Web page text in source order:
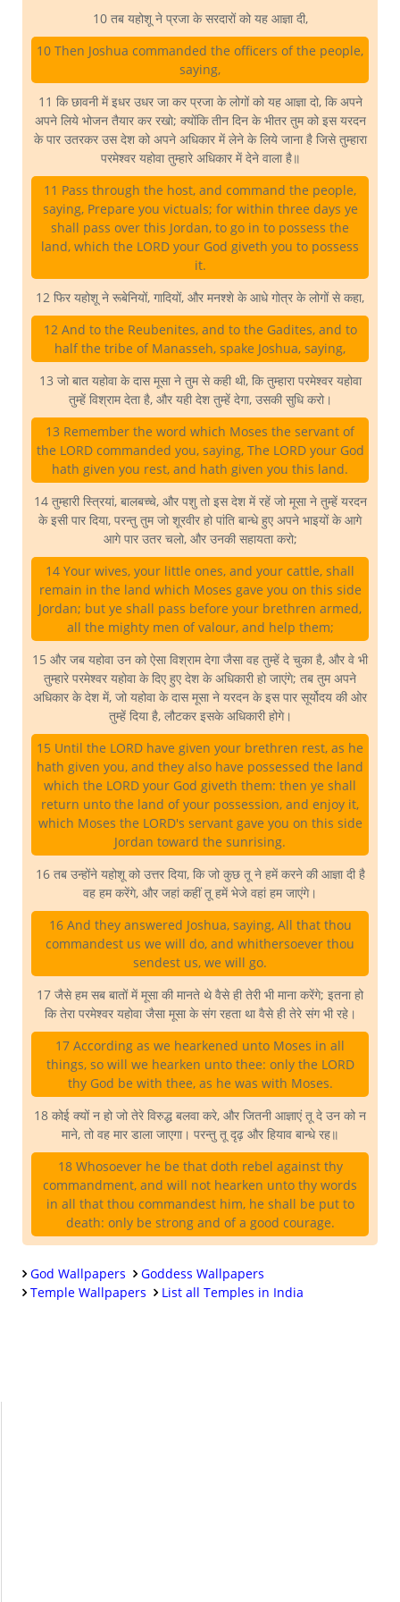
10 तब यहोशू ने प्रजा के सरदारों को यह आज्ञा दी,
10 Then Joshua commanded the officers of the people,
saying,
11 कि छावनी में इधर उधर जा कर प्रजा के लोगों को यह आज्ञा दो, कि अपने
अपने लिये भोजन तैयार कर रखो; क्योंकि तीन दिन के भीतर तुम को इस यरदन
के पार उतरकर उस देश को अपने अधिकार में लेने के लिये जाना है जिसे तुम्हारा
परमेश्वर यहोवा तुम्हारे अधिकार में देने वाला है॥
11 Pass through the host, and command the people,
saying, Prepare you victuals; for within three days ye
shall pass over this Jordan, to go in to possess the
land, which the LORD your God giveth you to possess
it.
12 फिर यहोशू ने रूबेनियों, गादियों, और मनश्शे के आधे गोत्र के लोगों से कहा,
12 And to the Reubenites, and to the Gadites, and to
half the tribe of Manasseh, spake Joshua, saying,
13 जो बात यहोवा के दास मूसा ने तुम से कही थी, कि तुम्हारा परमेश्वर यहोवा
तुम्हें विश्राम देता है, और यही देश तुम्हें देगा, उसकी सुधि करो।
13 Remember the word which Moses the servant of
the LORD commanded you, saying, The LORD your God
hath given you rest, and hath given you this land.
14 तुम्हारी स्त्रियां, बालबच्चे, और पशु तो इस देश में रहें जो मूसा ने तुम्हें यरदन
के इसी पार दिया, परन्तु तुम जो शूरवीर हो पांति बान्धे हुए अपने भाइयों के आगे
आगे पार उतर चलो, और उनकी सहायता करो;
14 Your wives, your little ones, and your cattle, shall
remain in the land which Moses gave you on this side
Jordan; but ye shall pass before your brethren armed,
all the mighty men of valour, and help them;
15 और जब यहोवा उन को ऐसा विश्राम देगा जैसा वह तुम्हें दे चुका है, और वे भी
तुम्हारे परमेश्वर यहोवा के दिए हुए देश के अधिकारी हो जाएंगे; तब तुम अपने
अधिकार के देश में, जो यहोवा के दास मूसा ने यरदन के इस पार सूर्योदय की ओर
तुम्हें दिया है, लौटकर इसके अधिकारी होगे।
15 Until the LORD have given your brethren rest, as he
hath given you, and they also have possessed the land
which the LORD your God giveth them: then ye shall
return unto the land of your possession, and enjoy it,
which Moses the LORD's servant gave you on this side
Jordan toward the sunrising.
16 तब उन्होंने यहोशू को उत्तर दिया, कि जो कुछ तू ने हमें करने की आज्ञा दी है
वह हम करेंगे, और जहां कहीं तू हमें भेजे वहां हम जाएंगे।
16 And they answered Joshua, saying, All that thou
commandest us we will do, and whithersoever thou
sendest us, we will go.
17 जैसे हम सब बातों में मूसा की मानते थे वैसे ही तेरी भी माना करेंगे; इतना हो
कि तेरा परमेश्वर यहोवा जैसा मूसा के संग रहता था वैसे ही तेरे संग भी रहे।
17 According as we hearkened unto Moses in all
things, so will we hearken unto thee: only the LORD
thy God be with thee, as he was with Moses.
18 कोई क्यों न हो जो तेरे विरुद्ध बलवा करे, और जितनी आज्ञाएं तू दे उन को न
माने, तो वह मार डाला जाएगा। परन्तु तू दृढ़ और हियाव बान्धे रह॥
18 Whosoever he be that doth rebel against thy
commandment, and will not hearken unto thy words
in all that thou commandest him, he shall be put to
death: only be strong and of a good courage.
God Wallpapers
Goddess Wallpapers
Temple Wallpapers
List all Temples in India